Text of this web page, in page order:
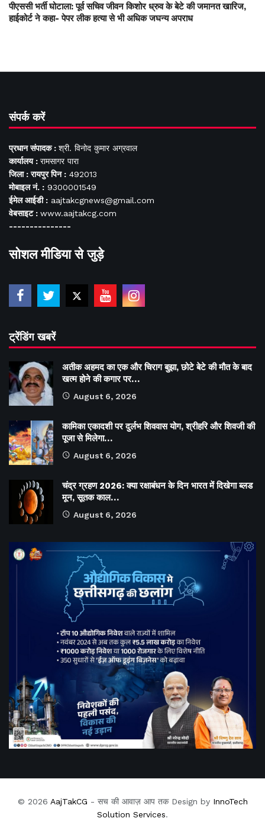
पीएससी भर्ती घोटाला: पूर्व सचिव जीवन किशोर ध्रुव के बेटे की जमानत खारिज,
हाईकोर्ट ने कहा- पेपर लीक हत्या से भी अधिक जघन्य अपराध
संपर्क करें
प्रधान संपादक : श्री. विनोद कुमार अग्रवाल
कार्यालय : रामसागर पारा
जिला : रायपुर पिन : 492013
मोबाइल नं. : 9300001549
ईमेल आईडी : aajtakcgnews@gmail.com
वेबसाइट : www.aajtakcg.com
---------------
सोशल मीडिया से जुड़े
ट्रेंडिंग खबरें
अतीक अहमद का एक और चिराग बुझा, छोटे बेटे की मौत के बाद
खत्म होने की कगार पर…
August 6, 2026
कामिका एकादशी पर दुर्लभ शिववास योग, श्रीहरि और शिवजी की
पूजा से मिलेगा…
August 6, 2026
चंद्र ग्रहण 2026: क्या रक्षाबंधन के दिन भारत में दिखेगा ब्लड
मून, सूतक काल…
August 6, 2026
© 2026 AajTakCG - सच की आवाज़ आप तक Design by InnoTech
Solution Services.